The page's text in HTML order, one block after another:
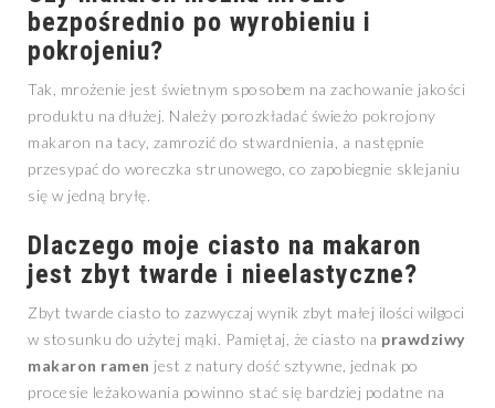
bezpośrednio po wyrobieniu i
pokrojeniu?
Tak, mrożenie jest świetnym sposobem na zachowanie jakości
produktu na dłużej. Należy porozkładać świeżo pokrojony
makaron na tacy, zamrozić do stwardnienia, a następnie
przesypać do woreczka strunowego, co zapobiegnie sklejaniu
się w jedną bryłę.
Dlaczego moje ciasto na makaron
jest zbyt twarde i nieelastyczne?
Zbyt twarde ciasto to zazwyczaj wynik zbyt małej ilości wilgoci
w stosunku do użytej mąki. Pamiętaj, że ciasto na prawdziwy
makaron ramen jest z natury dość sztywne, jednak po
procesie leżakowania powinno stać się bardziej podatne na